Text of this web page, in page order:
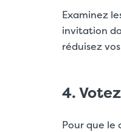
Examinez
invitation
réduisez
4.
Pour que le